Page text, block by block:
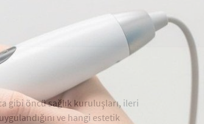
gibi öncü sağlık kuruluşları, ileri
ve hangi estetik